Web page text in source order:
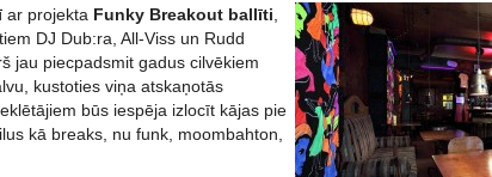
ar projekta Funky Breakout ballīti
DJ Dub:ra, All-Viss un Rudd
jau piecpadsmit gadus cilvēkiem
kustoties viņa atskaņotās
būs iespēja izlocīt kājas pie
kā breaks, nu funk, moombahton,